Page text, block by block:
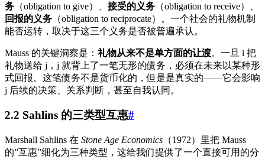
务 （obligation to give）、 接受的义务 （obligation to receive）、
回报的义务 （obligation to reciprocate）。一个社会的礼物机制
能否运转，取决于这三个义务是否被普遍承认。
Mauss 的关键洞察是： 礼物从来不是单方面的让渡。一旦 i 把
礼物送给 j，j 就背上了一笔无形的债务，必须在未来以某种形
式回报。这笔债务不是货币化的，但是是真实的——它会影响
j 后续的决策、关系判断，甚至自我认同。
2.2 Sahlins 的三类型互惠#
Marshall Sahlins 在 Stone Age Economics （1972）里把 Mauss
的”互惠”细化为三种类型，这给我们提供了一个直接可用的分